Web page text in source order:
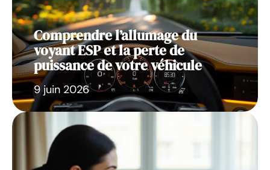
Comprendre l’allumage du
voyant ESP et la perte de
puissance de votre véhicule
9 juin 2026